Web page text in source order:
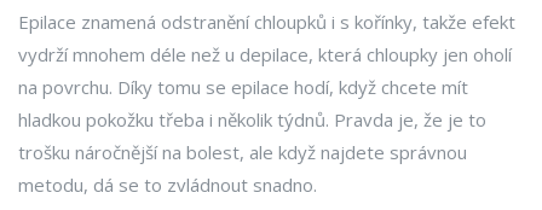
Epilace znamená odstranění chloupků i s kořínky, takže efekt
vydrží mnohem déle než u depilace, která chloupky jen oholí
na povrchu. Díky tomu se epilace hodí, když chcete mít
hladkou pokožku třeba i několik týdnů. Pravda je, že je to
trošku náročnější na bolest, ale když najdete správnou
metodu, dá se to zvládnout snadno.